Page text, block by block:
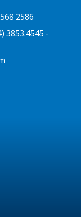
2586
3853.4545 -